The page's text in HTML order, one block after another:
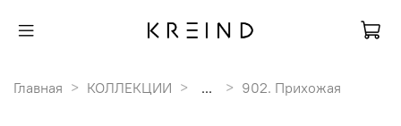
Главная КОЛЛЕКЦИИ ... 902. Прихожая